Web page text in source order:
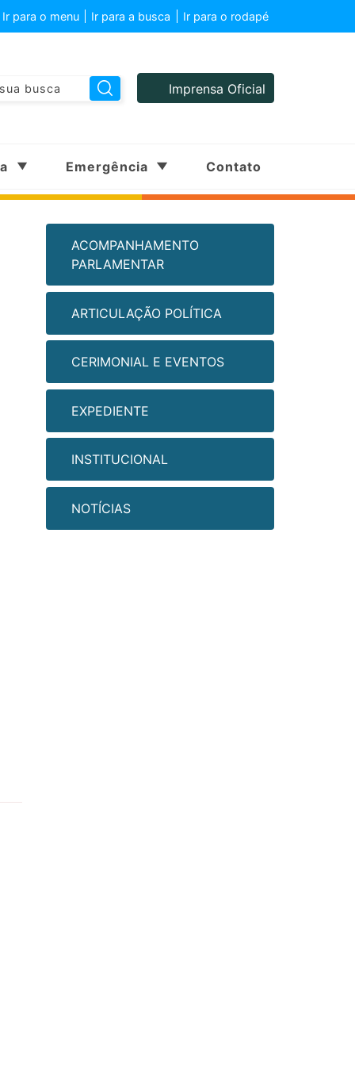
Ir para o menu Ir para a busca Ir para o rodapé
Imprensa Oficial
Emergência Contato
ACOMPANHAMENTO
PARLAMENTAR
ARTICULAÇÃO POLÍTICA
CERIMONIAL E EVENTOS
EXPEDIENTE
INSTITUCIONAL
NOTÍCIAS